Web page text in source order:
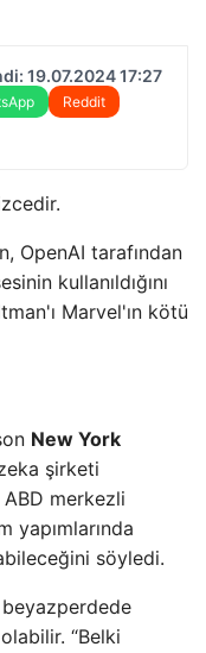
19.07.2024 17:27
Reddit
OpenAI tarafından
kullanıldığını
Marvel'ın kötü
New York
şirketi
ABD merkezli
yapımlarında
söyledi.
beyazperdede
“Belki